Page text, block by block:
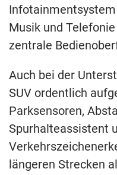
Musik und
zentrale
Auch bei der
SUV ordentlich
Parksensoren,
Spurhalteassistent
längeren Strecken